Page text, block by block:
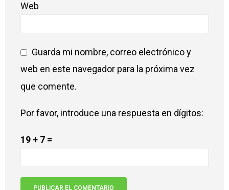
Web
Guarda mi nombre, correo electrónico y
web en este navegador para la próxima vez
que comente.
Por favor, introduce una respuesta en dígitos:
19 + 7 =